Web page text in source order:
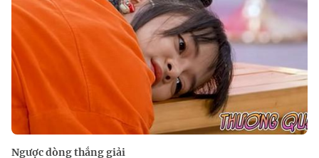
Ngược dòng thắng giải